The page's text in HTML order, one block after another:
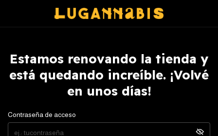
Estamos renovando la tienda y
está quedando increíble. ¡Volvé
en unos días!
Contraseña de acceso